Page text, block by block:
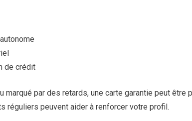
de crédit
par des retards, une carte garantie peut être
réguliers peuvent aider à renforcer votre profil.